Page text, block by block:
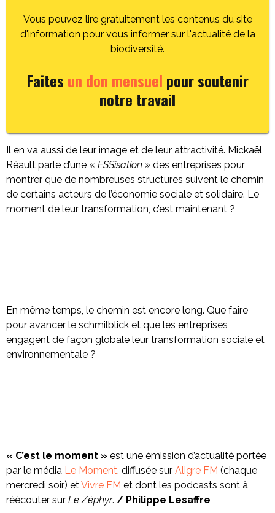
Vous pouvez lire gratuitement les contenus du site
d'information pour vous informer sur l'actualité de la
biodiversité.
Faites un don mensuel pour soutenir
notre travail
Il en va aussi de leur image et de leur attractivité. Mickaël
Réault parle d’une « ESSisation » des entreprises pour
montrer que de nombreuses structures suivent le chemin
de certains acteurs de l’économie sociale et solidaire. Le
moment de leur transformation, c’est maintenant ?
En même temps, le chemin est encore long. Que faire
pour avancer le schmilblick et que les entreprises
engagent de façon globale leur transformation sociale et
environnementale ?
« C’est le moment » est une émission d’actualité portée
par le média Le Moment, diffusée sur Aligre FM (chaque
mercredi soir) etVivre FM et dont les podcasts sont à
réécouter sur Le Zéphyr. / Philippe Lesaffre